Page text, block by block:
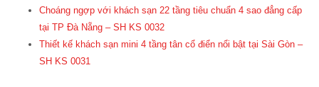
Choáng ngợp với khách sạn 22 tầng tiêu chuẩn 4 sao đẳng cấp
tại TP Đà Nẵng – SH KS 0032
Thiết kế khách sạn mini 4 tầng tân cổ điển nổi bật tại Sài Gòn –
SH KS 0031